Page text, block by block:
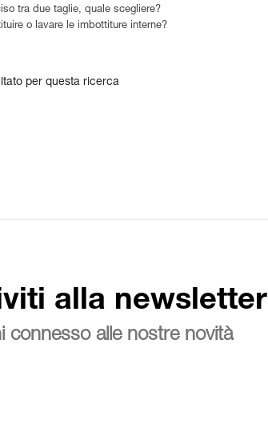
tra due taglie, quale scegliere?
o lavare le imbottiture interne?
per questa ricerca
alla newsletter
connesso alle nostre novità